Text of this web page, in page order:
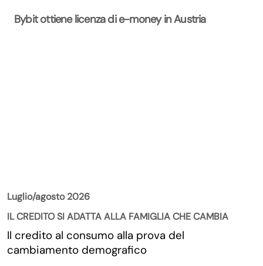
Bybit ottiene licenza di e-money in Austria
Luglio/agosto 2026
IL CREDITO SI ADATTA ALLA FAMIGLIA CHE CAMBIA
Il credito al consumo alla prova del
cambiamento demografico